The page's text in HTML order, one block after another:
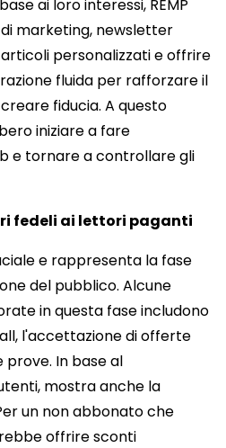
ai loro interessi, REMP
marketing, newsletter
personalizzati e offrire
fluida per rafforzare il
fiducia. A questo
iniziare a fare
e tornare a controllare gli
fedeli ai lettori paganti
e rappresenta la fase
del pubblico. Alcune
in questa fase includono
l'accettazione di offerte
prove. In base al
mostra anche la
un non abbonato che
offrire sconti